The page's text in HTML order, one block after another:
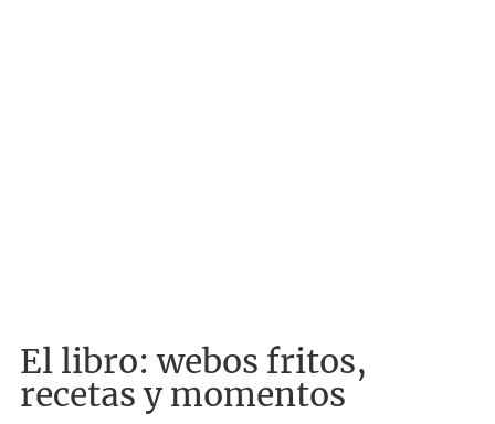
El libro: webos fritos,
recetas y momentos